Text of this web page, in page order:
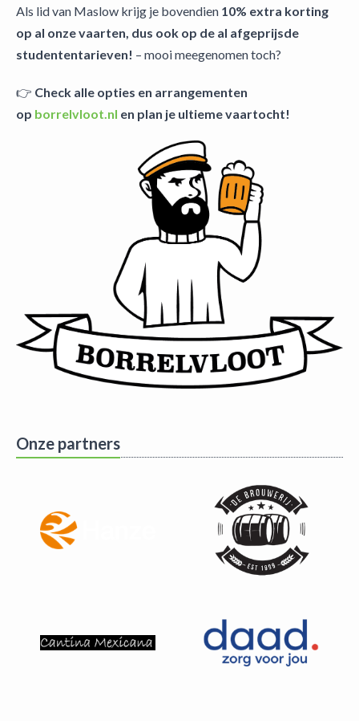
Als lid van Maslow krijg je bovendien 10% extra korting
op al onze vaarten, dus ook op de al afgeprijsde
studententarieven! – mooi meegenomen toch?
👉 Check alle opties en arrangementen
op borrelvloot.nl en plan je ultieme vaartocht!
Onze partners